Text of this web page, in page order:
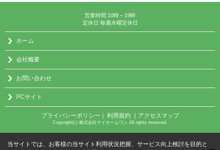
営業時間:10時～19時
定休日:毎週水曜定休日
ホーム
会社概要
お問い合わせ
PCサイト
プライバシーポリシー 利用規約 ｜アクセスマップ
Copyright(c) 株式会社マイホームワン All rights reserved.
当サイトでは、お客様の当サイト利用状況把握、サービス向上検討を目的と